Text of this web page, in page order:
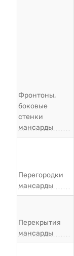
Фронтоны,
боковые
стенки
мансарды
Перегородки
мансарды
Перекрытия
мансарды